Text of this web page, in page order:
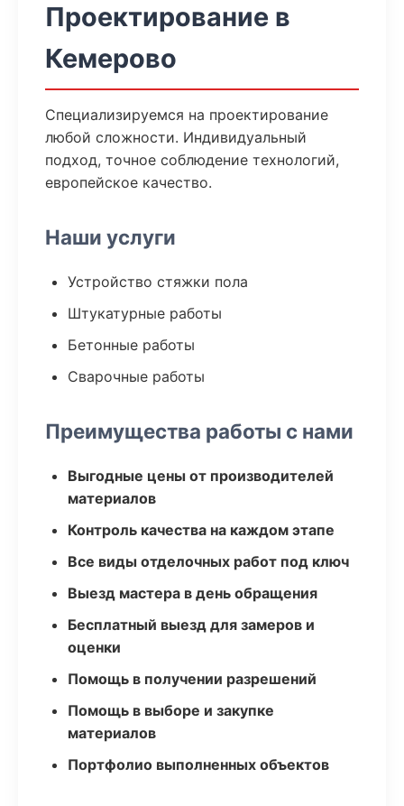
Проектирование в
Кемерово
Специализируемся на проектирование
любой сложности. Индивидуальный
подход, точное соблюдение технологий,
европейское качество.
Наши услуги
Устройство стяжки пола
Штукатурные работы
Бетонные работы
Сварочные работы
Преимущества работы с нами
Выгодные цены от производителей
материалов
Контроль качества на каждом этапе
Все виды отделочных работ под ключ
Выезд мастера в день обращения
Бесплатный выезд для замеров и
оценки
Помощь в получении разрешений
Помощь в выборе и закупке
материалов
Портфолио выполненных объектов